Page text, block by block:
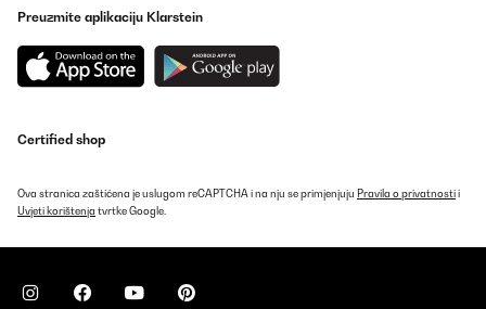
Preuzmite aplikaciju Klarstein
Certified shop
Ova stranica zaštićena je uslugom reCAPTCHA i na nju se primjenjuju Pravila o privatnostii
Uvjeti korištenja tvrtke Google.